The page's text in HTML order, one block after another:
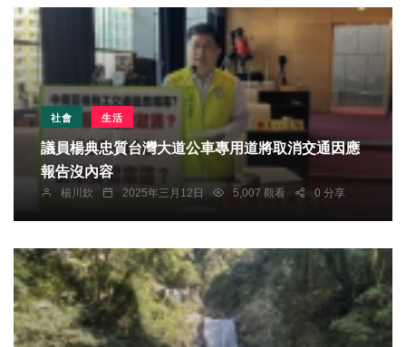
社會 生活
議員楊典忠質台灣大道公車專用道將取消交通因應
報告沒內容
楊川欽 2025年三月12日 5,007 觀看 0 分享